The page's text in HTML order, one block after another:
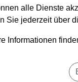
Financial
alle Dienste
Sie jederzeit über
Informationen